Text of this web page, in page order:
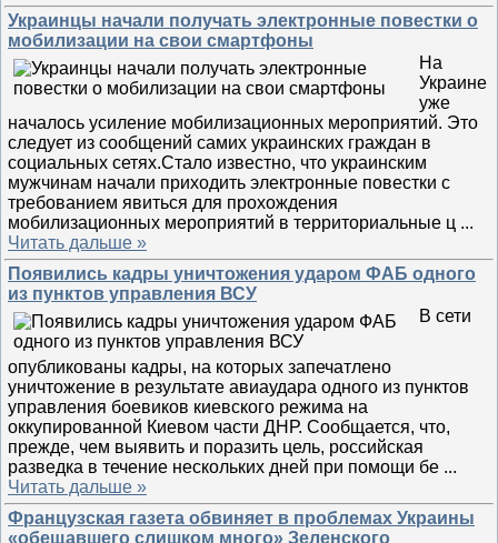
Украинцы начали получать электронные повестки о
мобилизации на свои смартфоны
На
Украине
уже
началось усиление мобилизационных мероприятий. Это
следует из сообщений самих украинских граждан в
социальных сетях.Стало известно, что украинским
мужчинам начали приходить электронные повестки с
требованием явиться для прохождения
мобилизационных мероприятий в территориальные ц ...
Читать дальше »
Появились кадры уничтожения ударом ФАБ одного
из пунктов управления ВСУ
В сети
опубликованы кадры, на которых запечатлено
уничтожение в результате авиаудара одного из пунктов
управления боевиков киевского режима на
оккупированной Киевом части ДНР. Сообщается, что,
прежде, чем выявить и поразить цель, российская
разведка в течение нескольких дней при помощи бе ...
Читать дальше »
Французская газета обвиняет в проблемах Украины
«обещавшего слишком много» Зеленского